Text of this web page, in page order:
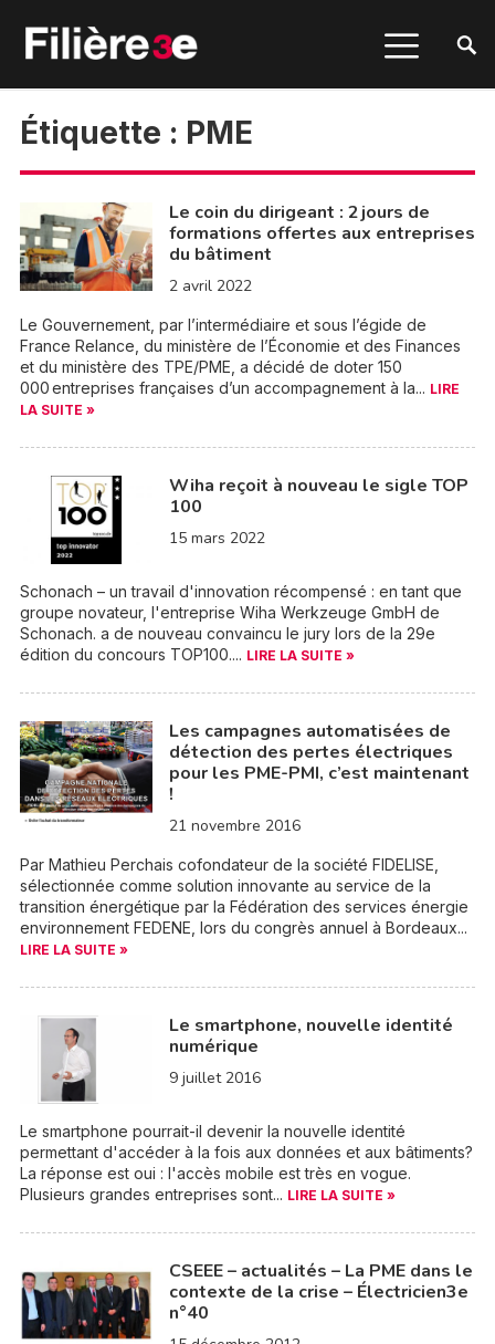
Étiquette : PME
Le coin du dirigeant : 2 jours de
formations offertes aux entreprises
du bâtiment
2 avril 2022
Le Gouvernement, par l’intermédiaire et sous l’égide de
France Relance, du ministère de l’Économie et des Finances
et du ministère des TPE/PME, a décidé de doter 150
000 entreprises françaises d’un accompagnement à la... LIRE
LA SUITE »
Wiha reçoit à nouveau le sigle TOP
100
15 mars 2022
Schonach – un travail d'innovation récompensé : en tant que
groupe novateur, l'entreprise Wiha Werkzeuge GmbH de
Schonach. a de nouveau convaincu le jury lors de la 29e
édition du concours TOP100.... LIRE LA SUITE »
Les campagnes automatisées de
détection des pertes électriques
pour les PME-PMI, c’est maintenant
!
21 novembre 2016
Par Mathieu Perchais cofondateur de la société FIDELISE,
sélectionnée comme solution innovante au service de la
transition énergétique par la Fédération des services énergie
environnement FEDENE, lors du congrès annuel à Bordeaux...
LIRE LA SUITE »
Le smartphone, nouvelle identité
numérique
9 juillet 2016
Le smartphone pourrait-il devenir la nouvelle identité
permettant d'accéder à la fois aux données et aux bâtiments?
La réponse est oui : l'accès mobile est très en vogue.
Plusieurs grandes entreprises sont... LIRE LA SUITE »
CSEEE – actualités – La PME dans le
contexte de la crise – Électricien3e
n°40